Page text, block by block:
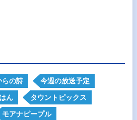
らの詩 今週の放送予定
ん タウントピックス
モアナピープル